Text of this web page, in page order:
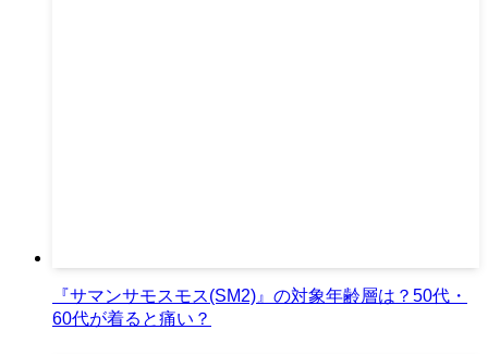
『サマンサモスモス(SM2)』の対象年齢層は？50代・
60代が着ると痛い？